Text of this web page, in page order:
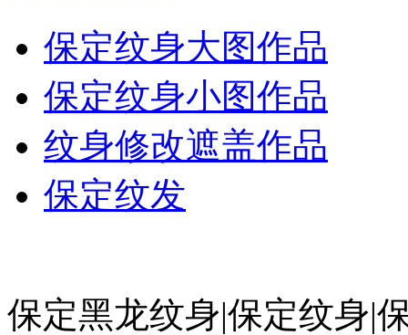
保定纹身大图作品
保定纹身小图作品
纹身修改遮盖作品
保定纹发
保定黑龙纹身|保定纹身|